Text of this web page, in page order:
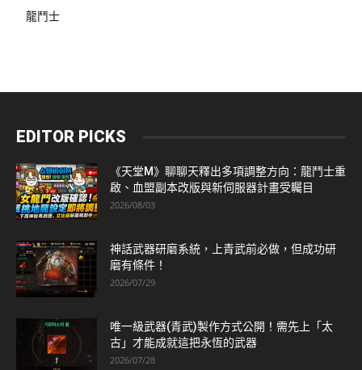
龍鬥士
EDITOR PICKS
《天堂M》聊聊天釋出多項調整方向：龍鬥士重
啟、血盟副本改版與新伺服器計畫受矚目
2026/08/03
神話武器研磨系統，上青武前必做，但成功研
磨有條件！
2026/07/29
唯一級武器(青武)製作方式公開！需先上「太
古」才能成就這把永恆的武器
2026/07/28